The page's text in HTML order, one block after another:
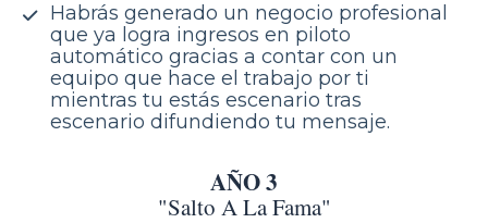
Habrás generado un negocio profesional
que ya logra ingresos en piloto
automático gracias a contar con un
equipo que hace el trabajo por ti
mientras tu estás escenario tras
escenario difundiendo tu mensaje.
AÑO 3
"Salto A La Fama"